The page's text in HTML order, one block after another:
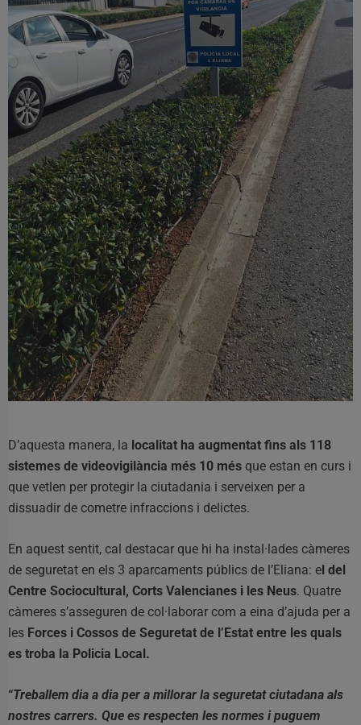
D’aquesta manera, la localitat ha augmentat fins als 118
sistemes de videovigilància més 10 més que estan en curs i
que vetlen per protegir la ciutadania i serveixen per a
dissuadir de cometre infraccions i delictes.
En aquest sentit, cal destacar que hi ha instal·lades càmeres
de seguretat en els 3 aparcaments públics de l’Eliana: e l del
Centre Sociocultural, Corts Valencianes i les Neus. Quatre
càmeres s’asseguren de col·laborar com a eina d’ajuda per a
les Forces i Cossos de Seguretat de l’Estat entre les quals
es troba la Policia Local.
“Treballem dia a dia per a millorar la seguretat ciutadana als
nostres carrers. Que es respecten les normes i puguem